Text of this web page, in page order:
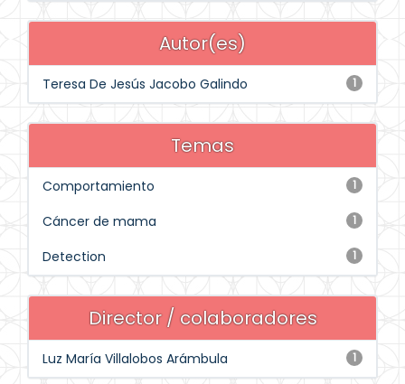
Autor(es)
1
Teresa De Jesús Jacobo Galindo
Temas
1
Comportamiento
1
Cáncer de mama
1
Detection
Director / colaboradores
1
Luz María Villalobos Arámbula